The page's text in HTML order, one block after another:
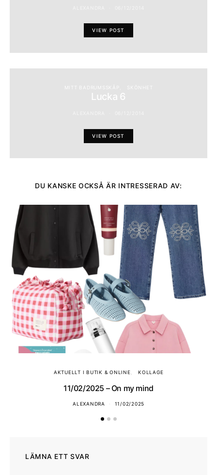
VIEW POST
MITT BADRUMSSKÅP SKÖNHET
Lucka 6
VIEW POST
DU KANSKE OCKSÅ ÄR INTRESSERAD AV:
AKTUELLT I BUTIK & ONLINE KOLLAGE
11/02/2025 – On my mind
ALEXANDRA 11/02/2025
LÄMNA ETT SVAR